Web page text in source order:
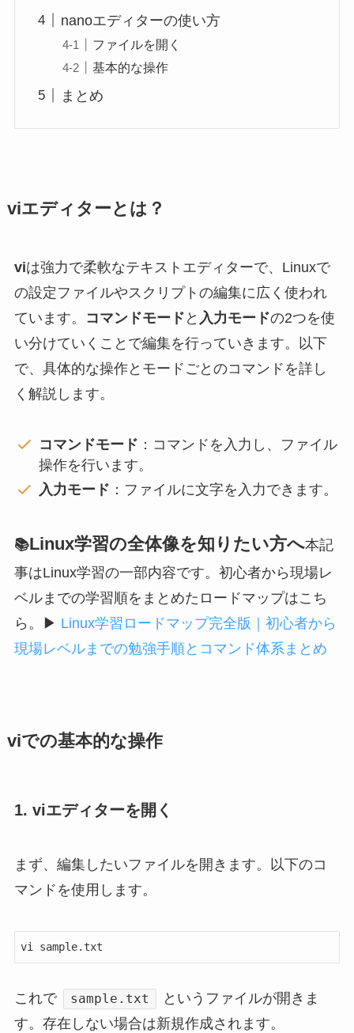
nanoエディターの使い方
ファイルを開く
基本的な操作
まとめ
viエディターとは？
viは強力で柔軟なテキストエディターで、Linuxで
の設定ファイルやスクリプトの編集に広く使われ
ています。
コマンドモード と 入力モードの2つを使
い分けていくことで編集を行っていきます。
以下
で、具体的な操作とモードごとのコマンドを詳し
く解説します。
コマンドモード ：コマンドを入力し、ファイル
操作を行います。
入力モード ：ファイルに文字を入力できます。
📚Linux学習の全体像を知りたい方へ本記
事はLinux学習の一部内容です。初心者から現場レ
ベルまでの学習順をまとめたロードマップはこち
ら。
▶ Linux学習ロードマップ完全版｜初心者から
現場レベルまでの勉強手順とコマンド体系まとめ
viでの基本的な操作
1. viエディターを開く
まず、編集したいファイルを開きます。
以下のコ
マンドを使用します。
vi sample.txt
これで sample.txt
というファイルが開きま
す。 存在しない場合は新規作成されます。